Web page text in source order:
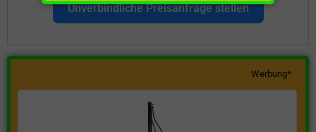
Unverbindliche Preisanfrage stellen
Werbung*